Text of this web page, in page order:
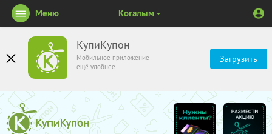
КупиКупон
Мобильное приложение
ещё удобнее
Загрузить
Меню Когалым